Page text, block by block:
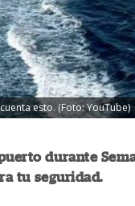
esto. (Foto: YouTube)
durante
tu seguridad.